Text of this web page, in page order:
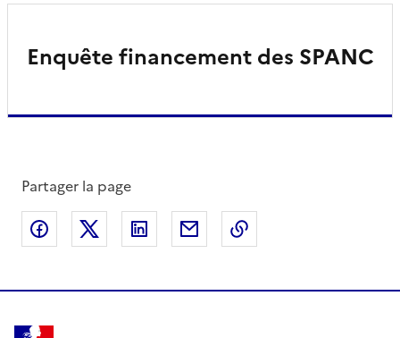
Enquête financement des SPANC
Partager la page
Partager sur Facebook
Partager sur XPartager sur LinkedIn
Partager par email